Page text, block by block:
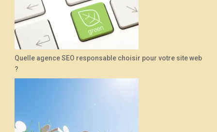
Quelle agence SEO responsable choisir pour votre site web
?